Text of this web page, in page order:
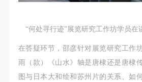
“何处寻行迹”展览研究工作坊学员在
在答疑环节，邵彦针对展览研究工作
雨（款）《山水》轴是唐棣还是唐棣
图与日本大和绘和苏州片的关系、如